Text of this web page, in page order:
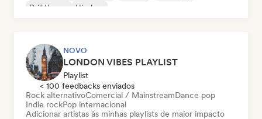
Drill/Jersey
Hip-hop
NOVO
LONDON VIBES PLAYLIST
Playlist
< 100 feedbacks enviados
Rock alternativoComercial / MainstreamDance pop
Indie rockPop internacional
Adicionar artistas às minhas playlists de maior impacto